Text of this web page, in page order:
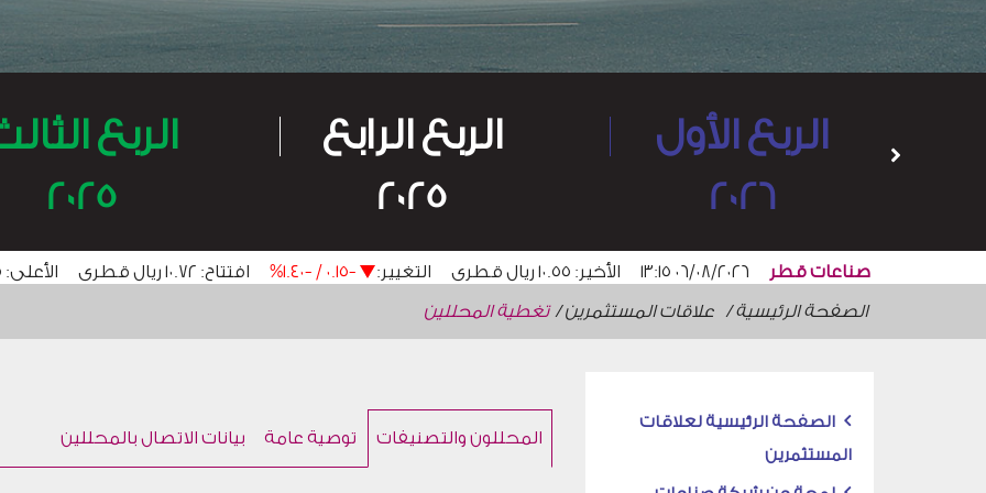
الربع الأول
2026
الربع الرابع
2025
الربع
2025
الصفحة الرئيسية علاقات المستثمرين تغطية المحللين
المحللون والتصنيفات توصية عامة بيانات الاتصال بالمحللين
الصفحة الرئيسية لعلاقات
المستثمرين